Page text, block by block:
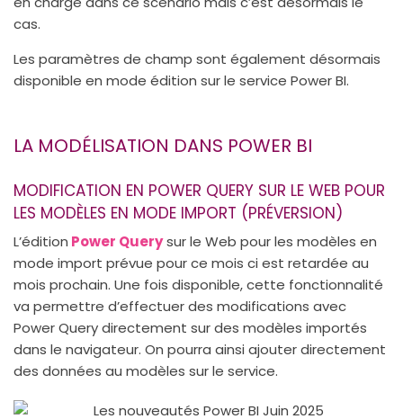
cas.
Les paramètres de champ sont également désormais
disponible en mode édition sur le service Power BI.
LA MODÉLISATION DANS POWER BI
MODIFICATION EN POWER QUERY SUR LE WEB POUR
LES MODÈLES EN MODE IMPORT (PRÉVERSION)
L’édition Power Querysur le Web pour les modèles en
mode import prévue pour ce mois ci est retardée au
mois prochain. Une fois disponible, cette fonctionnalité
va permettre d’effectuer des modifications avec
Power Query directement sur des modèles importés
dans le navigateur. On pourra ainsi ajouter directement
des données au modèles sur le service.